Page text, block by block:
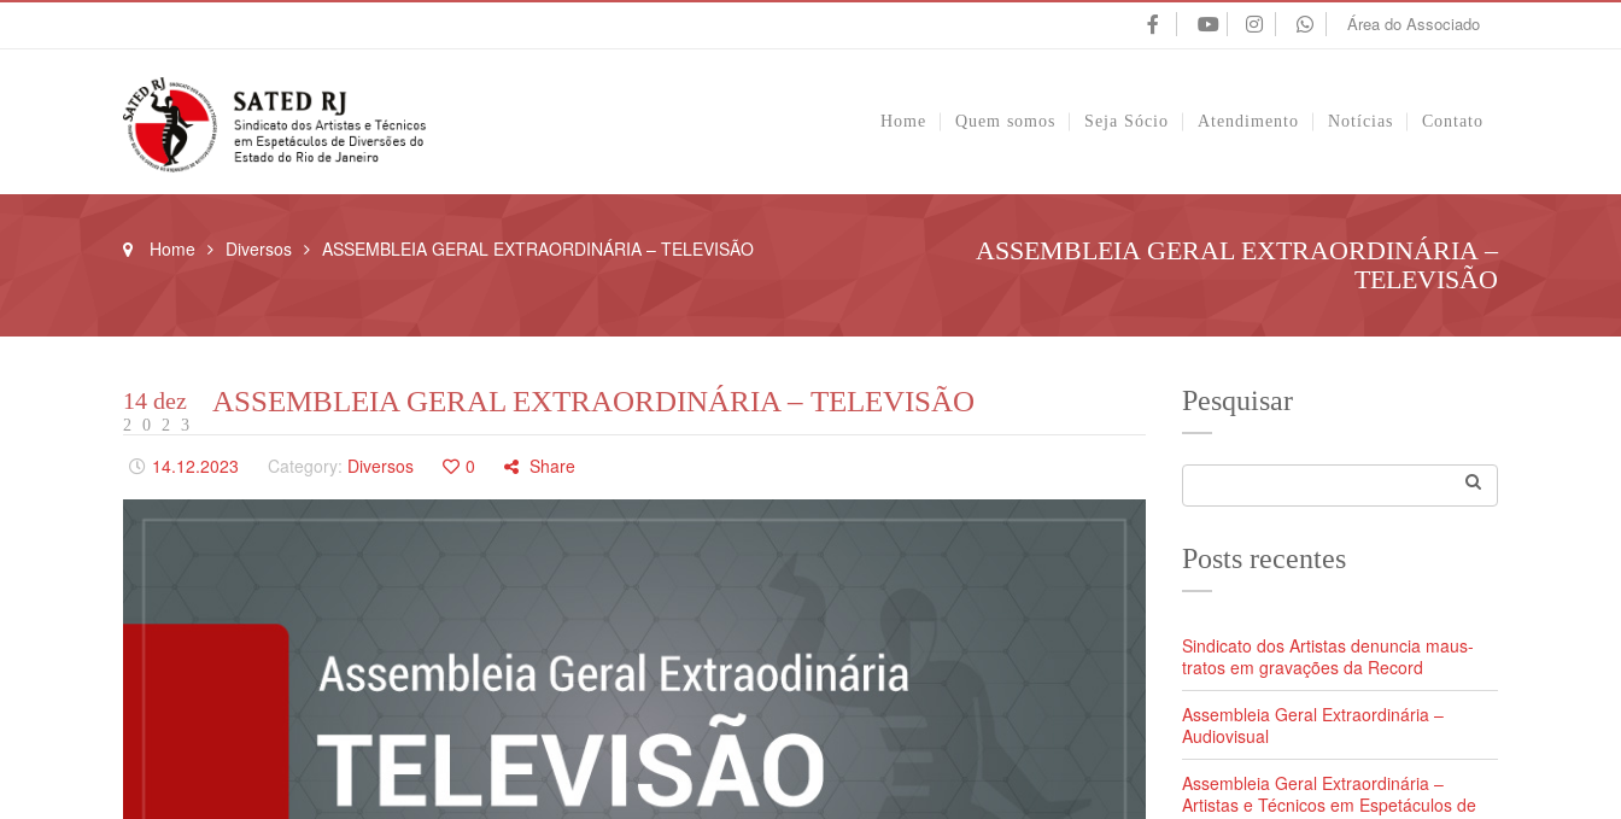
Área do Associado
Home Quem somos Seja Sócio Atendimento Notícias Contato
Home Diversos ASSEMBLEIA GERAL EXTRAORDINÁRIA – TELEVISÃO
ASSEMBLEIA GERAL EXTRAORDINÁRIA –
TELEVISÃO
14 dez
2023
ASSEMBLEIA GERAL EXTRAORDINÁRIA – TELEVISÃO
14.12.2023 Category: Diversos 0 Share
Pesquisar
Posts recentes
Sindicato dos Artistas denuncia maus-
tratos em gravações da Record
Assembleia Geral Extraordinária –
Audiovisual
Assembleia Geral Extraordinária –
Artistas e Técnicos em Espetáculos de